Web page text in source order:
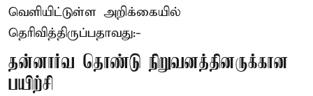
வெளியிட்டுள்ள அறிக்கையில்
தெரிவித்திருப்பதாவது:-
தன்னார்வ தொண்டு நிறுவனத்தினருக்கான
பயிற்சி